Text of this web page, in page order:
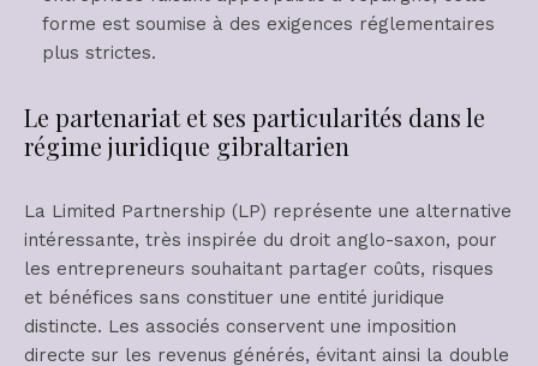
forme est soumise à des exigences réglementaires
plus strictes.
Le partenariat et ses particularités dans le
régime juridique gibraltarien
La Limited Partnership (LP) représente une alternative
intéressante, très inspirée du droit anglo-saxon, pour
les entrepreneurs souhaitant partager coûts, risques
et bénéfices sans constituer une entité juridique
distincte. Les associés conservent une imposition
directe sur les revenus générés, évitant ainsi la double